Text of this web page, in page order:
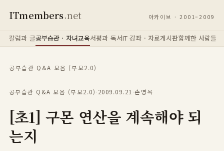
ITmembers.net 아카이브 · 2001–2009
칼럼과 글공부습관 · 자녀교육서평과 독서IT 강좌 · 자료게시판함께한 사람들
공부습관 Q&A 모음 (부모2.0)
공부습관 Q&A 모음 (부모2.0)· 2009.09.21 ·손병목
[초1] 구몬 연산을 계속해야 되
는지